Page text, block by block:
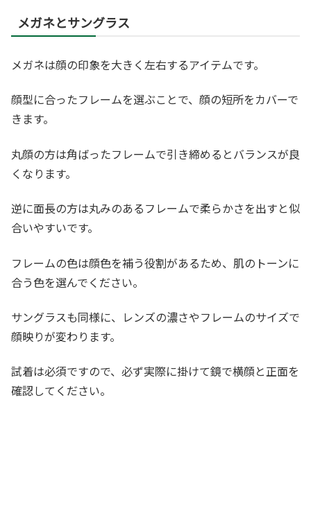
メガネとサングラス
メガネは顔の印象を大きく左右するアイテムです。
顔型に合ったフレームを選ぶことで、顔の短所をカバーで
きます。
丸顔の方は角ばったフレームで引き締めるとバランスが良
くなります。
逆に面長の方は丸みのあるフレームで柔らかさを出すと似
合いやすいです。
フレームの色は顔色を補う役割があるため、肌のトーンに
合う色を選んでください。
サングラスも同様に、レンズの濃さやフレームのサイズで
顔映りが変わります。
試着は必須ですので、必ず実際に掛けて鏡で横顔と正面を
確認してください。